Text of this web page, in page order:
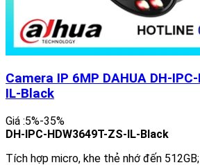
Camera IP 6MP DAHUA DH-
IL-Black
Giá :5%-35%
DH-IPC-HDW3649T-ZS-IL-Black
Tích hợp micro, khe thẻ nhớ đến